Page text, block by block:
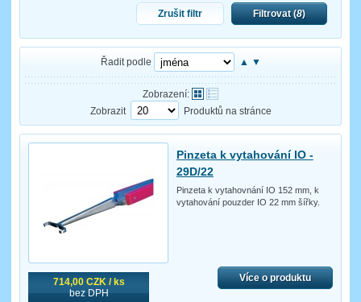
Zrušit filtr Filtrovat (8)
Řadit podle ▲ ▼
Zobrazení:
Zobrazit
Produktů na stránce
714,00 CZK / ks
bez DPH
Pinzeta k vytahování IO -
29D/22
Pinzeta k vytahovnání IO 152 mm, k
vytahování pouzder IO 22 mm šířky.
Více o produktu